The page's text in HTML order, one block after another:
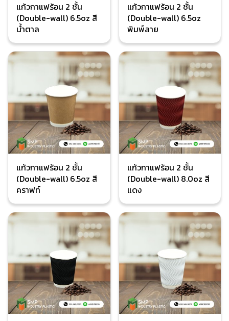
แก้วกาแฟร้อน 2 ชั้น
(Double-wall) 6.5oz สี
น้ำตาล
แก้วกาแฟร้อน 2 ชั้น
(Double-wall) 6.5oz
พิมพ์ลาย
แก้วกาแฟร้อน 2 ชั้น
(Double-wall) 6.5oz สี
คราฟท์
แก้วกาแฟร้อน 2 ชั้น
(Double-wall) 8.0oz สี
แดง